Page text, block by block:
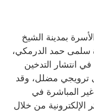
بمدينة الشيخ
سلمى حمد الدرمكي،
انتشار التدخين
ترويجي مضلل، وقد
المباشرة في
من خلال